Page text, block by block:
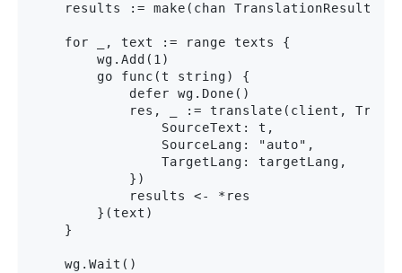
results := make(chan TranslationResult,
    for _, text := range texts {
        wg.Add(1)
        go func(t string) {
            defer wg.Done()
res, _ := translate(client,
                SourceText: t,
                SourceLang: "auto",
                TargetLang: targetLang,
            })
            results <- *res
        }(text)
    }
    wg.Wait()